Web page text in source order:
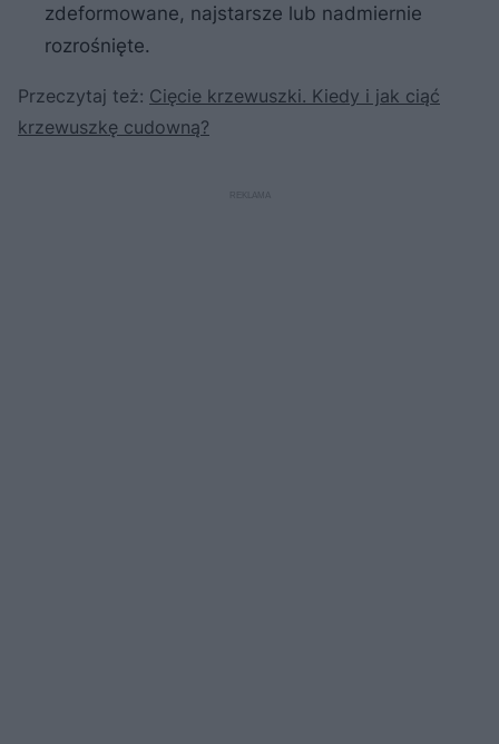
zdeformowane, najstarsze lub nadmiernie
rozrośnięte.
Przeczytaj też: Cięcie krzewuszki. Kiedy i jak ciąć
krzewuszkę cudowną?